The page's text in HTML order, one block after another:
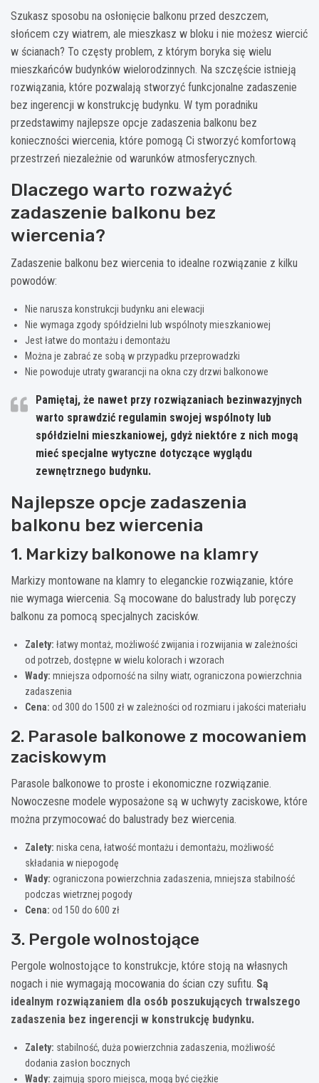
Szukasz sposobu na osłonięcie balkonu przed deszczem,
słońcem czy wiatrem, ale mieszkasz w bloku i nie możesz wiercić
w ścianach? To częsty problem, z którym boryka się wielu
mieszkańców budynków wielorodzinnych. Na szczęście istnieją
rozwiązania, które pozwalają stworzyć funkcjonalne zadaszenie
bez ingerencji w konstrukcję budynku. W tym poradniku
przedstawimy najlepsze opcje zadaszenia balkonu bez
konieczności wiercenia, które pomogą Ci stworzyć komfortową
przestrzeń niezależnie od warunków atmosferycznych.
Dlaczego warto rozważyć
zadaszenie balkonu bez
wiercenia?
Zadaszenie balkonu bez wiercenia to idealne rozwiązanie z kilku
powodów:
Nie narusza konstrukcji budynku ani elewacji
Nie wymaga zgody spółdzielni lub wspólnoty mieszkaniowej
Jest łatwe do montażu i demontażu
Można je zabrać ze sobą w przypadku przeprowadzki
Nie powoduje utraty gwarancji na okna czy drzwi balkonowe
Pamiętaj, że nawet przy rozwiązaniach bezinwazyjnych
warto sprawdzić regulamin swojej wspólnoty lub
spółdzielni mieszkaniowej, gdyż niektóre z nich mogą
mieć specjalne wytyczne dotyczące wyglądu
zewnętrznego budynku.
Najlepsze opcje zadaszenia
balkonu bez wiercenia
1. Markizy balkonowe na klamry
Markizy montowane na klamry to eleganckie rozwiązanie, które
nie wymaga wiercenia. Są mocowane do balustrady lub poręczy
balkonu za pomocą specjalnych zacisków.
Zalety: łatwy montaż, możliwość zwijania i rozwijania w zależności
od potrzeb, dostępne w wielu kolorach i wzorach
Wady: mniejsza odporność na silny wiatr, ograniczona powierzchnia
zadaszenia
Cena: od 300 do 1500 zł w zależności od rozmiaru i jakości materiału
2. Parasole balkonowe z mocowaniem
zaciskowym
Parasole balkonowe to proste i ekonomiczne rozwiązanie.
Nowoczesne modele wyposażone są w uchwyty zaciskowe, które
można przymocować do balustrady bez wiercenia.
Zalety: niska cena, łatwość montażu i demontażu, możliwość
składania w niepogodę
Wady: ograniczona powierzchnia zadaszenia, mniejsza stabilność
podczas wietrznej pogody
Cena: od 150 do 600 zł
3. Pergole wolnostojące
Pergole wolnostojące to konstrukcje, które stoją na własnych
nogach i nie wymagają mocowania do ścian czy sufitu. Są
idealnym rozwiązaniem dla osób poszukujących trwalszego
zadaszenia bez ingerencji w konstrukcję budynku.
Zalety: stabilność, duża powierzchnia zadaszenia, możliwość
dodania zasłon bocznych
Wady: zajmują sporo miejsca, mogą być ciężkie